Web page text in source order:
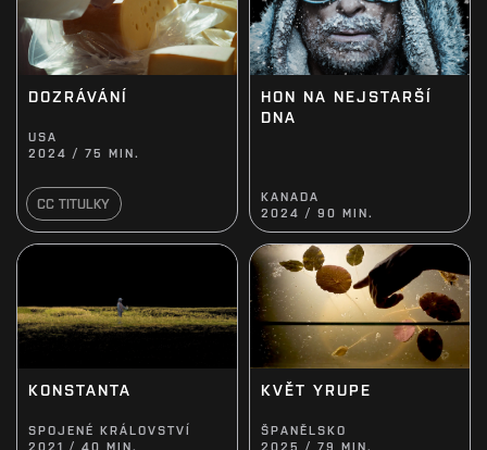
DOZRÁVÁNÍ
USA
2024 / 75 MIN.
CC TITULKY
HON NA NEJSTARŠÍ
DNA
KANADA
2024 / 90 MIN.
KONSTANTA
SPOJENÉ KRÁLOVSTVÍ
2021 / 40 MIN.
KVĚT YRUPE
ŠPANĚLSKO
2025 / 79 MIN.